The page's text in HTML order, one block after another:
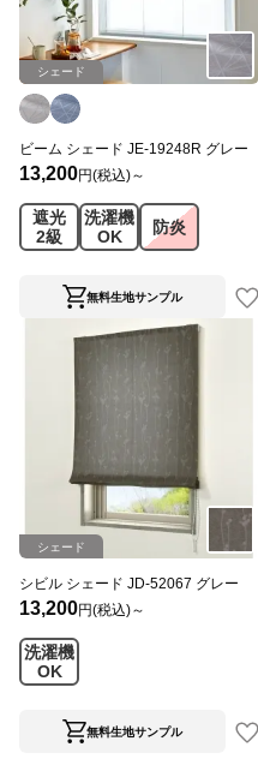
シェード
ビーム シェード JE-19248R グレー
13,200円(税込)～
遮光
2級
洗濯機
OK
防炎
無料生地サンプル
シェード
シビル シェード JD-52067 グレー
13,200円(税込)～
洗濯機
OK
無料生地サンプル